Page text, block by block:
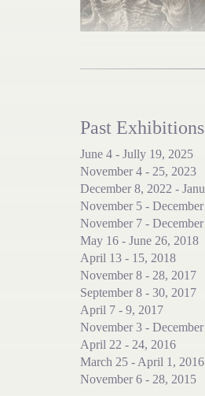
François
Past Exhibitions
June 4 - Jully 19, 2025
November 4 - 25, 2023
December 8, 2022 -
November 5 -
November 7 -
May 16 - June 26, 2018
April 13 - 15, 2018
November 8 - 28, 2017
September 8 - 30, 2017
April 7 - 9, 2017
November 3 -
April 22 - 24, 2016
March 25 - April 1, 2016
November 6 - 28, 2015